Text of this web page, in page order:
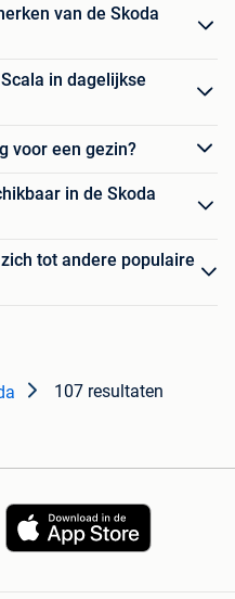
van de Skoda
in dagelijkse
voor een gezin?
in de Skoda
tot andere populaire
107 resultaten